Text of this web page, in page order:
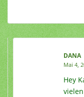
DANA
Mai 4,
Hey